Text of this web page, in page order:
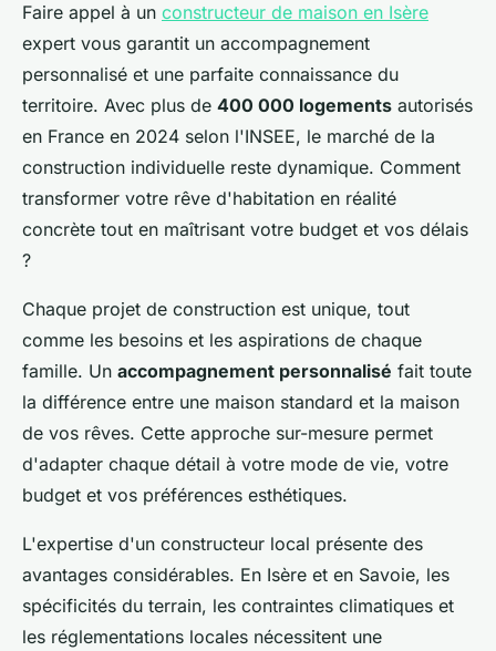
Faire appel à un constructeur de maison en Isère
expert vous garantit un accompagnement
personnalisé et une parfaite connaissance du
territoire. Avec plus de 400 000 logements autorisés
en France en 2024 selon l'INSEE, le marché de la
construction individuelle reste dynamique. Comment
transformer votre rêve d'habitation en réalité
concrète tout en maîtrisant votre budget et vos délais
?
Chaque projet de construction est unique, tout
comme les besoins et les aspirations de chaque
famille. Un accompagnement personnalisé fait toute
la différence entre une maison standard et la maison
de vos rêves. Cette approche sur-mesure permet
d'adapter chaque détail à votre mode de vie, votre
budget et vos préférences esthétiques.
L'expertise d'un constructeur local présente des
avantages considérables. En Isère et en Savoie, les
spécificités du terrain, les contraintes climatiques et
les réglementations locales nécessitent une